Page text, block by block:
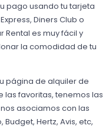
pago usando tu tarjeta
Diners Club o
Rental es muy fácil y
la comodidad de tu
página de alquiler de
las favoritas, tenemos las
asociamos con las
Hertz, Avis, etc,